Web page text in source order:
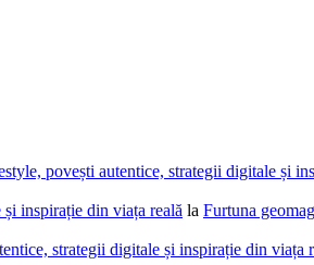
povești autentice, strategii digitale și
inspirație din viața reală la Furtuna
strategii digitale și inspirație din viața